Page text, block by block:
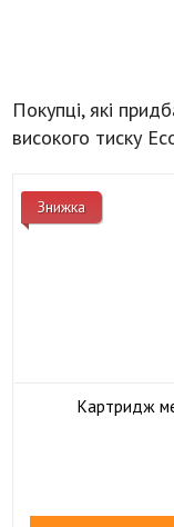
Покупці, які
високого тиску
Знижка
Картридж